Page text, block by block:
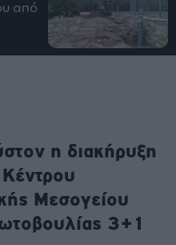
από
η διακήρυξη
Μεσογείου
3+1